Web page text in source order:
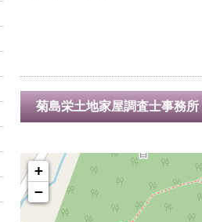
菊島栄土地家屋調査士事務所
+
−